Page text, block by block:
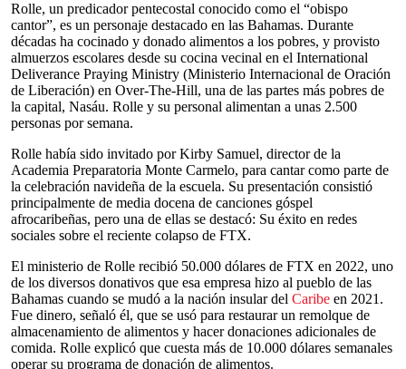
Rolle, un predicador pentecostal conocido como el “obispo
cantor”, es un personaje destacado en las Bahamas. Durante
décadas ha cocinado y donado alimentos a los pobres, y provisto
almuerzos escolares desde su cocina vecinal en el International
Deliverance Praying Ministry (Ministerio Internacional de Oración
de Liberación) en Over-The-Hill, una de las partes más pobres de
la capital, Nasáu. Rolle y su personal alimentan a unas 2.500
personas por semana.
Rolle había sido invitado por Kirby Samuel, director de la
Academia Preparatoria Monte Carmelo, para cantar como parte de
la celebración navideña de la escuela. Su presentación consistió
principalmente de media docena de canciones góspel
afrocaribeñas, pero una de ellas se destacó: Su éxito en redes
sociales sobre el reciente colapso de FTX.
El ministerio de Rolle recibió 50.000 dólares de FTX en 2022, uno
de los diversos donativos que esa empresa hizo al pueblo de las
Bahamas cuando se mudó a la nación insular del Caribe en 2021.
Fue dinero, señaló él, que se usó para restaurar un remolque de
almacenamiento de alimentos y hacer donaciones adicionales de
comida. Rolle explicó que cuesta más de 10.000 dólares semanales
operar su programa de donación de alimentos.